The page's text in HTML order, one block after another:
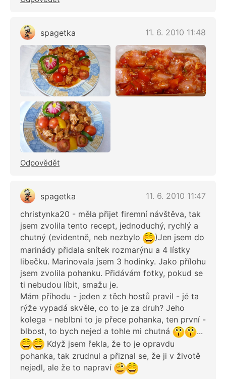
spagetka 11. 6. 2010 11:48
Odpovědět
spagetka
11. 6. 2010 11:47
christynka20 - měla přijet firemní návštěva, tak
jsem zvolila tento recept, jednoduchý, rychlý a
chutný (evidentně, neb nezbylo
)Jen jsem do
marinády přidala snítek rozmarýnu a 4 lístky
libečku. Marinovala jsem 3 hodinky. Jako přílohu
jsem zvolila pohanku. Přidávám fotky, pokud se
ti nebudou líbit, smažu je.
Mám příhodu - jeden z těch hostů pravil - jé ta
rýže vypadá skvěle, co to je za druh? Jeho
kolega - neblbni to je přece pohanka, ten první -
blbost, to bych nejed a tohle mi chutná
...
Když jsem řekla, že to je opravdu
pohanka, tak zrudnul a přiznal se, že ji v životě
nejedl, ale že to napraví